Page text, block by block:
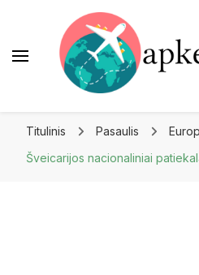
Titulinis Pasaulis
Šveicarijos nacionaliniai